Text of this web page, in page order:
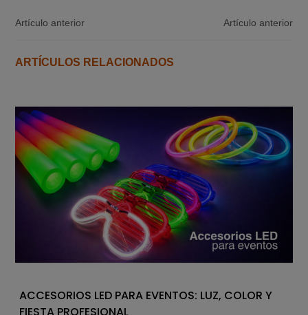
Artículo anterior Artículo anterior
ARTÍCULOS RELACIONADOS
ACCESORIOS LED PARA EVENTOS: LUZ, COLOR Y